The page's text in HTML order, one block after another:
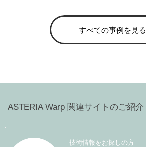
すべての事例を見る
ASTERIA Warp 関連サイトのご紹介
技術情報をお探しの方